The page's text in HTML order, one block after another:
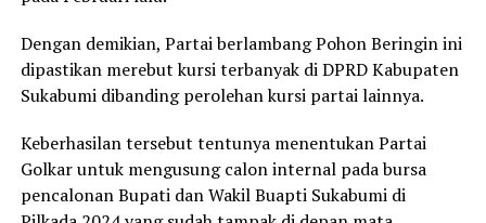
Dengan demikian, Partai berlambang Pohon Beringin ini
dipastikan merebut kursi terbanyak di DPRD Kabupaten
Sukabumi dibanding perolehan kursi partai lainnya.
Keberhasilan tersebut tentunya menentukan Partai
Golkar untuk mengusung calon internal pada bursa
pencalonan Bupati dan Wakil Buapti Sukabumi di